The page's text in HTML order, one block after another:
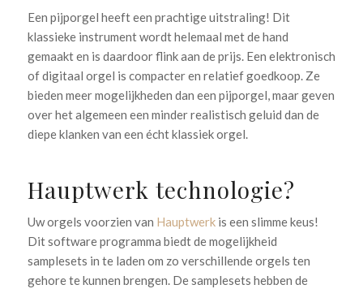
Een pijporgel heeft een prachtige uitstraling! Dit
klassieke instrument wordt helemaal met de hand
gemaakt en is daardoor flink aan de prijs. Een elektronisch
of digitaal orgel is compacter en relatief goedkoop. Ze
bieden meer mogelijkheden dan een pijporgel, maar geven
over het algemeen een minder realistisch geluid dan de
diepe klanken van een écht klassiek orgel.
Hauptwerk technologie?
Uw orgels voorzien van Hauptwerkis een slimme keus!
Dit software programma biedt de mogelijkheid
samplesets in te laden om zo verschillende orgels ten
gehore te kunnen brengen. De samplesets hebben de